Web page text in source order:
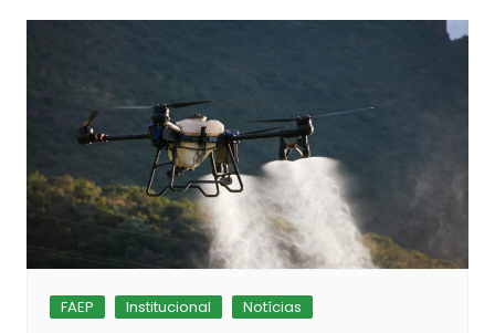
FAEP Institucional Notícias